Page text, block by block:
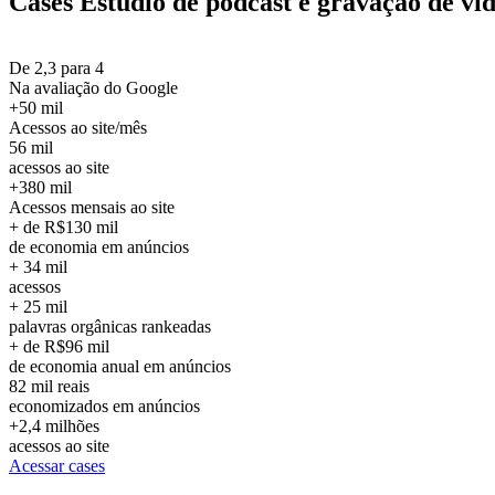
De 2,3 para 4
Na avaliação do Google
+50 mil
Acessos ao site/mês
56 mil
acessos ao site
+380 mil
Acessos mensais ao site
+ de R$130 mil
de economia em anúncios
+ 34 mil
acessos
+ 25 mil
palavras orgânicas rankeadas
+ de R$96 mil
de economia anual em anúncios
82 mil reais
economizados em anúncios
+2,4 milhões
acessos ao site
Acessar cases